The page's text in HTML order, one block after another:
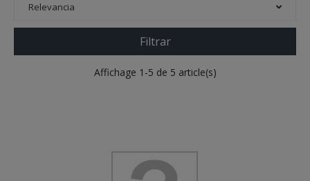
Relevancia
Filtrar
Affichage 1-5 de 5 article(s)